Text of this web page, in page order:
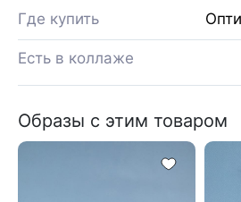
Где купить
Есть в коллаже
Образы с этим товаром